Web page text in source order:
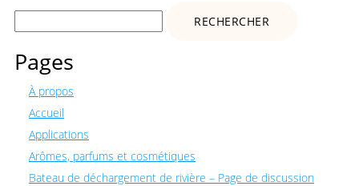
Rechercher :
Pages
À propos
Accueil
Applications
Arômes, parfums et cosmétiques
Bateau de déchargement de rivière – Page de discussion